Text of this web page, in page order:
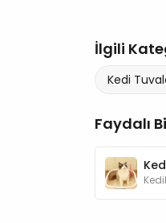
İlgili
Kedi
Faydalı